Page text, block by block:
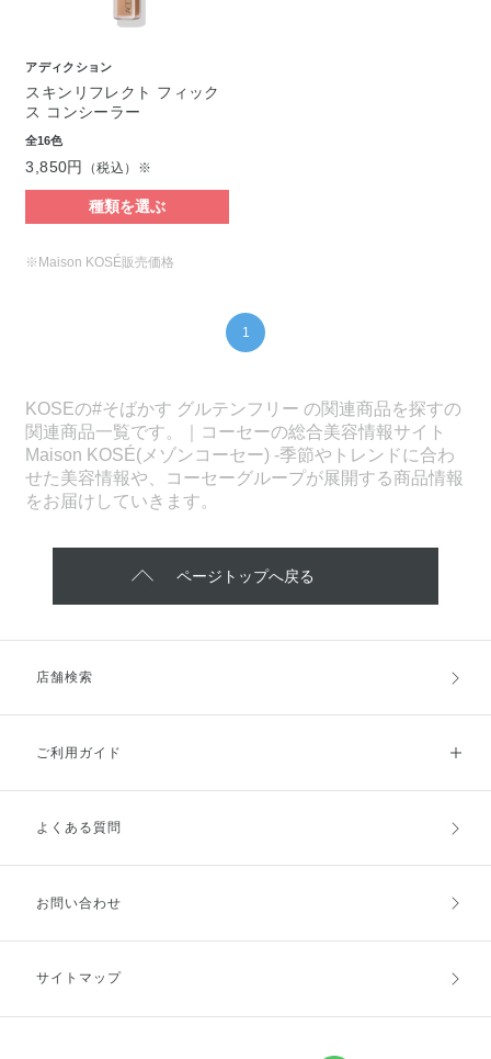
アディクション
スキンリフレクト フィック
ス コンシーラー
全16色
3,850円 （税込）※
種類を選ぶ
※Maison KOSÉ販売価格
1
KOSEの#そばかす グルテンフリー の関連商品を探すの
関連商品一覧です。｜コーセーの総合美容情報サイト
Maison KOSÉ(メゾンコーセー) -季節やトレンドに合わ
せた美容情報や、コーセーグループが展開する商品情報
をお届けしていきます。
ページトップへ戻る
店舗検索
ご利用ガイド
ご利用ガイドトップ
お支払方法
キャンセル・返品・交換
よくある質問
お問い合わせ
サイトマップ